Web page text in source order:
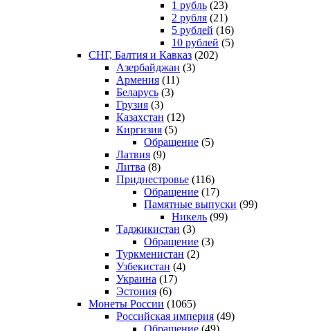
1 рубль (23)
2 рубля (21)
5 рублей (16)
10 рублей (5)
СНГ, Балтия и Кавказ (202)
Азербайджан (3)
Армения (11)
Беларусь (3)
Грузия (3)
Казахстан (12)
Киргизия (5)
Обращение (5)
Латвия (9)
Литва (8)
Приднестровье (116)
Обращение (17)
Памятные выпуски (99)
Никель (99)
Таджикистан (3)
Обращение (3)
Туркменистан (2)
Узбекистан (4)
Украина (17)
Эстония (6)
Монеты России (1065)
Российская империя (49)
Обращение (49)